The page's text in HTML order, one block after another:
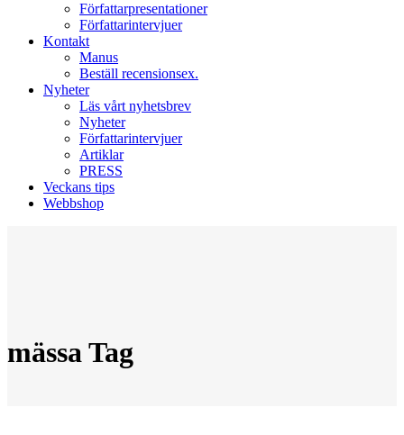
Författarpresentationer
Författarintervjuer
Kontakt
Manus
Beställ recensionsex.
Nyheter
Läs vårt nyhetsbrev
Nyheter
Författarintervjuer
Artiklar
PRESS
Veckans tips
Webbshop
mässa Tag